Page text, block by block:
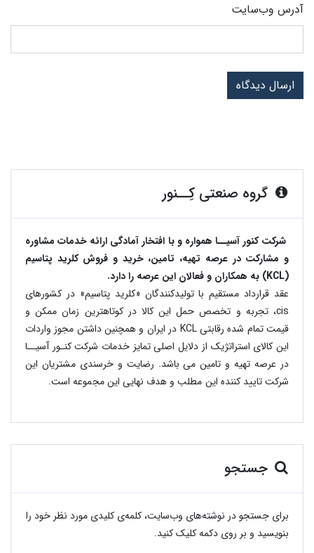
آدرس وب‌سایت
ارسال دیدگاه
گروه صنعتی کِــنور
شرکت کنور آسیــا همواره و با افتخار آمادگی ارائه خدمات مشاوره
و مشارکت در عرصه تهیه، تامین، خرید و فروش کلرید پتاسیم
(KCL) به همکاران و فعالان این عرصه را دارد.
عقد قرارداد مستقیم با تولیدکنندگان «کلرید پتاسیم» در کشورهای
cis، تجربه و تخصص حمل این کالا در کوتاهترین زمان ممکن و
قیمت تمام شده رقابتی KCL در ایران و همچنین داشتن مجوز واردات
این کالای استراتژیک از دلایل اصلی تمایز خدمات شرکت کنـور آسیــا
در عرصه تهیه و تامین می باشد. رضایت و خرسندی مشتریان این
شرکت تایید کننده این مطلب و هدف نهایی این مجموعه است.
جستجو
برای جستجو در نوشته‌های وب‌سایت، کلمه‌ی کلیدی مورد نظر خود را
بنویسید و بر روی دکمه کلیک کنید.